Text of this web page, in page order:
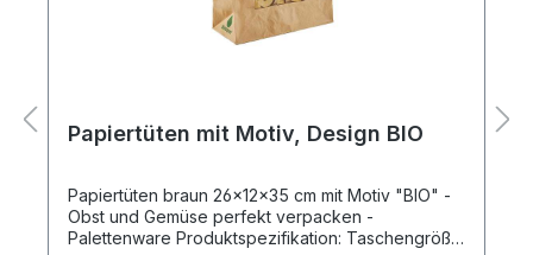
Papiertüten mit Motiv, Design BIO
Papiertüten braun 26x12x35 cm mit Motiv "BIO" -
Obst und Gemüse perfekt verpacken -
Palettenware Produktspezifikation: Taschengröße: